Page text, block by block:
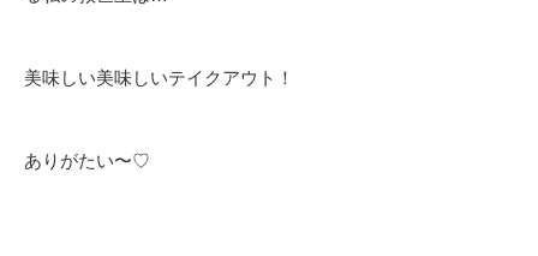
美味しい美味しいテイクアウト！
ありがたい〜♡